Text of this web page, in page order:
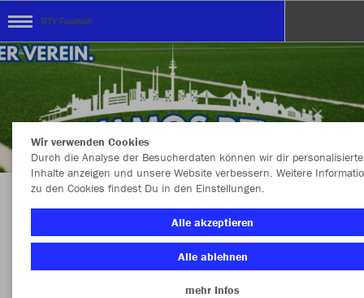
RTV Fussball
Herzlich Willkommen im Teamshop RTV
Fussball
Wir verwenden Cookies
Durch die Analyse der Besucherdaten können wir dir personalisierte
Inhalte anzeigen und unsere Website verbessern. Weitere
zu den Cookies findest Du in den Einstellungen.
Alle akzeptieren
Alle ablehnen
mehr Infos